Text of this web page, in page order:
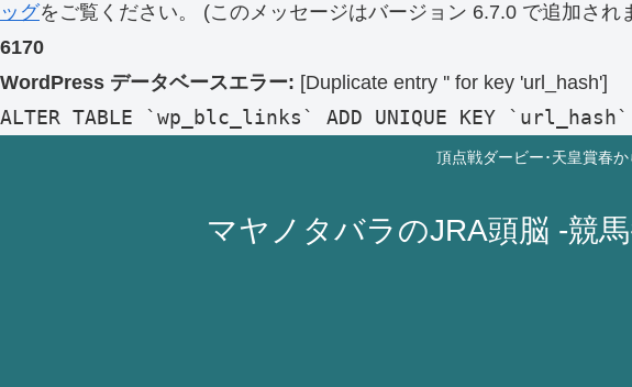
ッグをご覧ください。 (このメッセージはバージョン 6.7.0 で追加され
6170
WordPress データベースエラー: [Duplicate entry '' for key 'url_hash']
ALTER TABLE `wp_blc_links` ADD UNIQUE KEY
頂点戦ダービー･天皇賞春
マヤノタバラのJRA頭脳 -競